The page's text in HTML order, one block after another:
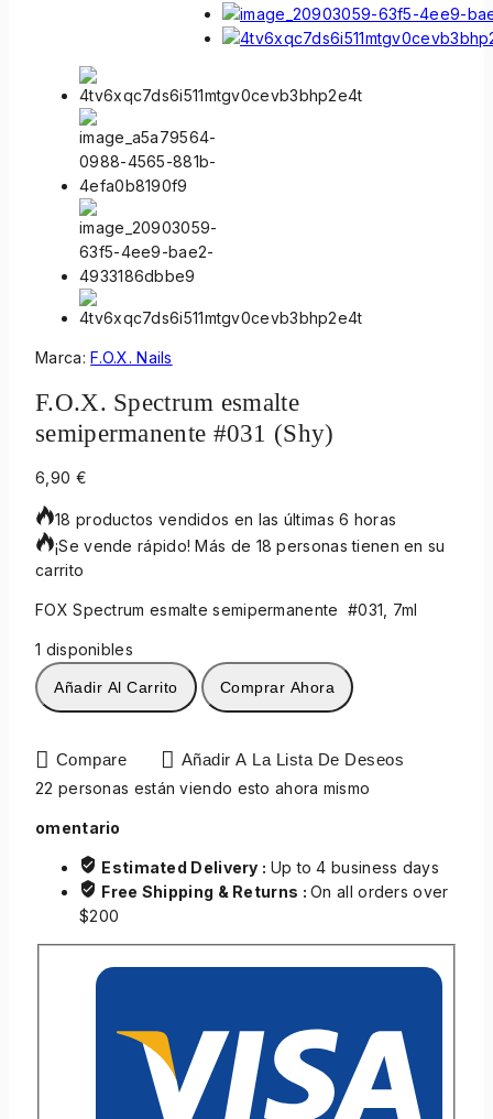
Marca:F.O.X. Nails
F.O.X. Spectrum esmalte
semipermanente #031 (Shy)
6,90 €
18 productos vendidos en las últimas 6 horas
¡Se vende rápido! Más de 18 personas tienen en su
carrito
FOX Spectrum esmalte semipermanente #031, 7ml
1 disponibles
Añadir Al Carrito Comprar Ahora
Compare
Añadir A La Lista De Deseos
22 personas están viendo esto ahora mismo
omentario
Estimated Delivery : Up to 4 business days
Free Shipping & Returns :On all orders over
$200